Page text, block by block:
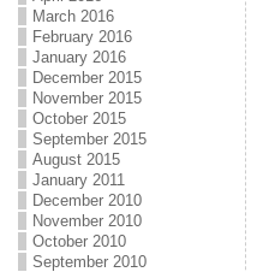
March 2016
February 2016
January 2016
December 2015
November 2015
October 2015
September 2015
August 2015
January 2011
December 2010
November 2010
October 2010
September 2010